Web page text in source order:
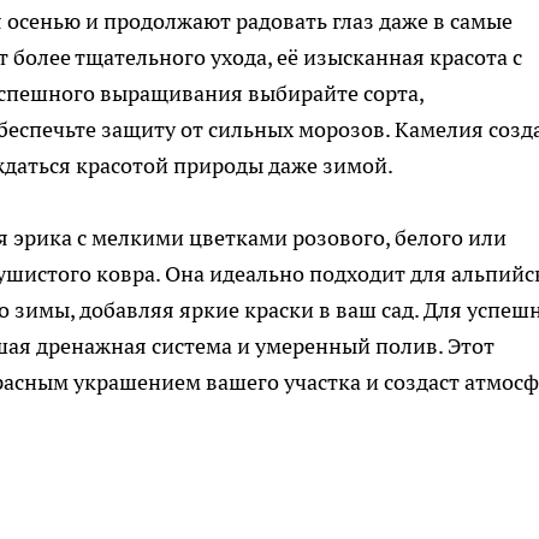
и продолжают радовать глаз даже в самые
тщательного ухода, её изысканная красота с
выращивания выбирайте сорта,
защиту от сильных морозов. Камелия
красотой природы даже зимой.
эрика с мелкими цветками розового, белого или
ковра. Она идеально подходит для
зимы, добавляя яркие краски в ваш сад. Для
дренажная система и умеренный полив. Этот
украшением вашего участка и создаст